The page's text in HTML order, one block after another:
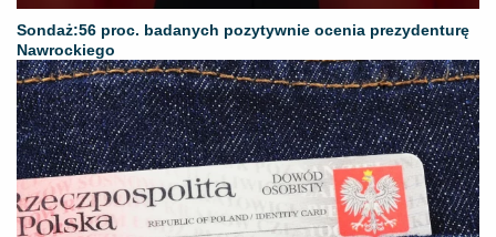
​Sondaż:56 proc. badanych pozytywnie ocenia prezydenturę
Nawrockiego